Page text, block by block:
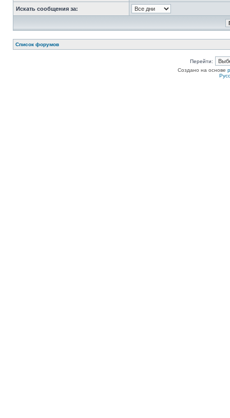
Искать сообщения за:
Список форумов
Перейти:
Создано на основе